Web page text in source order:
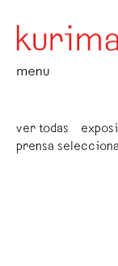
menu
ver todas
prensa